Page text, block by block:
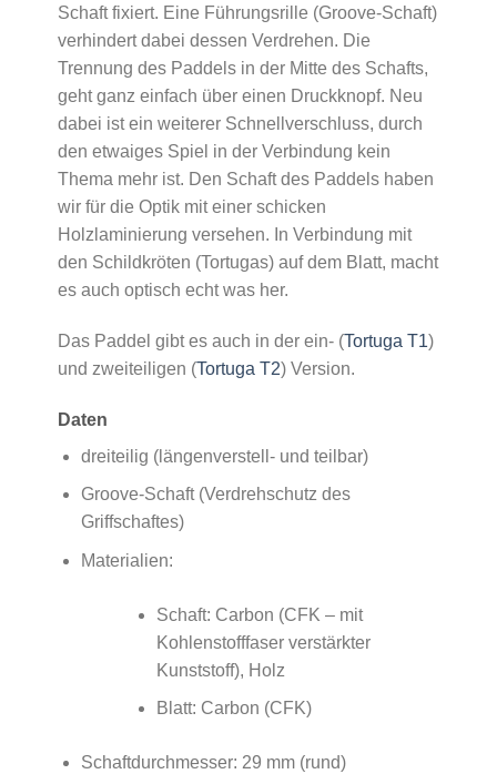
Schaft fixiert. Eine Führungsrille (Groove-Schaft)
verhindert dabei dessen Verdrehen. Die
Trennung des Paddels in der Mitte des Schafts,
geht ganz einfach über einen Druckknopf. Neu
dabei ist ein weiterer Schnellverschluss, durch
den etwaiges Spiel in der Verbindung kein
Thema mehr ist. Den Schaft des Paddels haben
wir für die Optik mit einer schicken
Holzlaminierung versehen. In Verbindung mit
den Schildkröten (Tortugas) auf dem Blatt, macht
es auch optisch echt was her.
Das Paddel gibt es auch in der ein- (Tortuga T1)
und zweiteiligen (Tortuga T2) Version.
Daten
dreiteilig (längenverstell- und teilbar)
Groove-Schaft (Verdrehschutz des
Griffschaftes)
Materialien:
Schaft: Carbon (CFK – mit
Kohlenstofffaser verstärkter
Kunststoff), Holz
Blatt: Carbon (CFK)
Schaftdurchmesser: 29 mm (rund)